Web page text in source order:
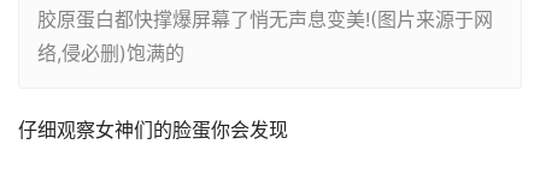
胶原蛋白都快撑爆屏幕了悄无声息变美!(图片来源于网
络,侵必删)饱满的
仔细观察女神们的脸蛋你会发现